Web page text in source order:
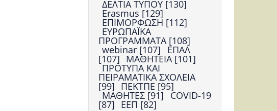
ΔΕΛΤΙΑ ΤΥΠΟΥ [130]
Erasmus [129]
ΕΠΙΜΟΡΦΩΣΗ [112]
ΕΥΡΩΠΑΪΚΑ
ΠΡΟΓΡΑΜΜΑΤΑ [108]
webinar [107] ΕΠΑΛ
[107] ΜΑΘΗΤΕΙΑ [101]
ΠΡΟΤΥΠΑ ΚΑΙ
ΠΕΙΡΑΜΑΤΙΚΑ ΣΧΟΛΕΙΑ
[99] ΠΕΚΤΠΕ [95]
ΜΑΘΗΤΕΣ [91] COVID-19
[87] ΕΕΠ [82]